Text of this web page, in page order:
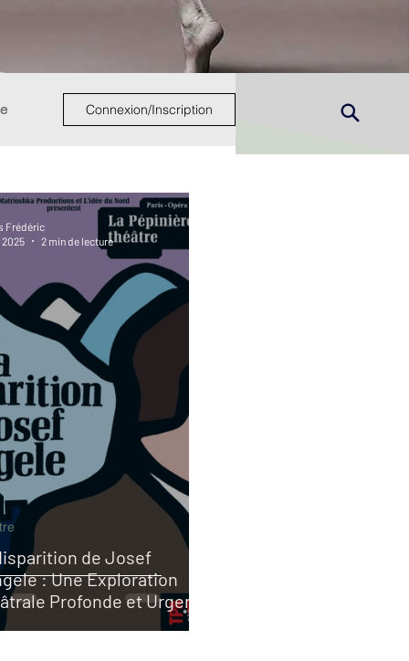
Connexion/Inscription
de Josef
: Une Exploration
Profonde et Urgente
Frédéric
2025
2 min de lecture